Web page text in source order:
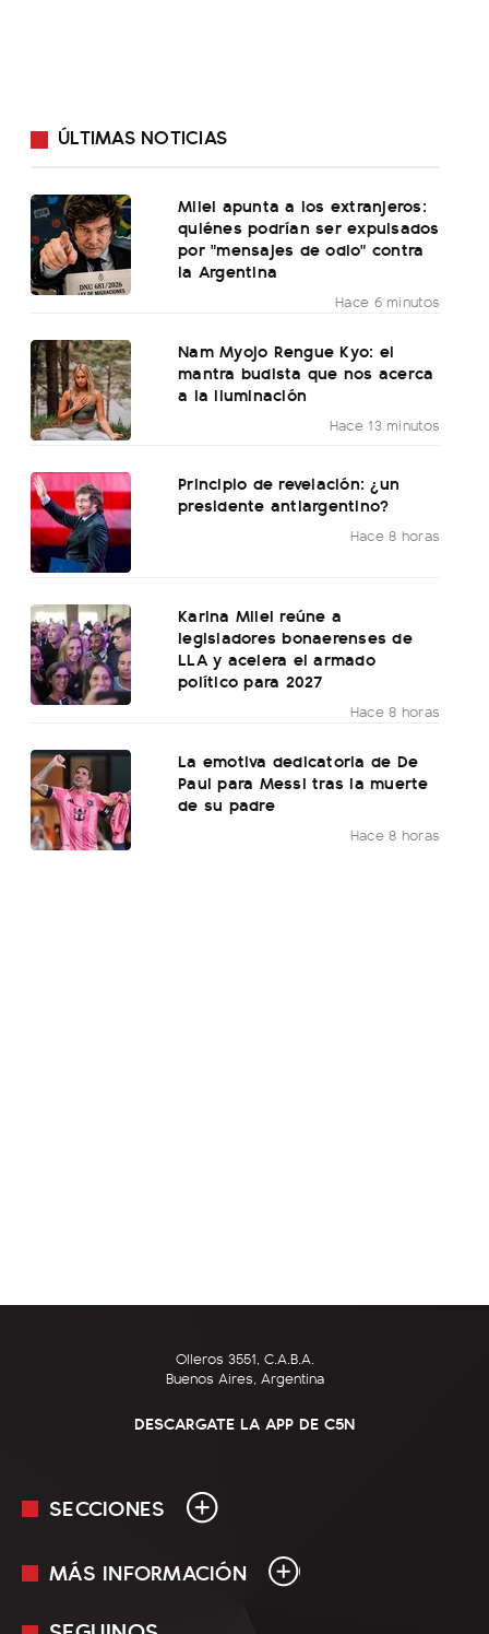
ÚLTIMAS NOTICIAS
Milei apunta a los extranjeros:
quiénes podrían ser expulsados
por "mensajes de odio" contra
la Argentina
Hace 6 minutos
Nam Myojo Rengue Kyo: el
mantra budista que nos acerca
a la iluminación
Hace 13 minutos
Principio de revelación: ¿un
presidente antiargentino?
Hace 8 horas
Karina Milei reúne a
legisladores bonaerenses de
LLA y acelera el armado
político para 2027
Hace 8 horas
La emotiva dedicatoria de De
Paul para Messi tras la muerte
de su padre
Hace 8 horas
Olleros 3551, C.A.B.A.
Buenos Aires, Argentina
DESCARGATE LA APP DE C5N
SECCIONES
En Vivo
MÁS INFORMACIÓN